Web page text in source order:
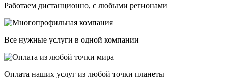
Работаем дистанционно, с любыми регионами
Все нужные услуги в одной компании
Оплата наших услуг из любой точки планеты